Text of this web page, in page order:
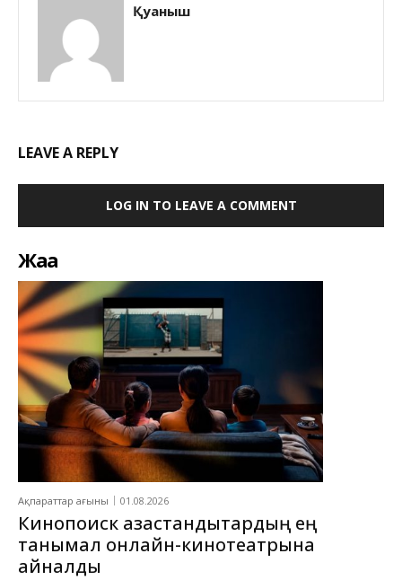
Қуаныш
LEAVE A REPLY
LOG IN TO LEAVE A COMMENT
Жаңа
Ақпараттар ағыны 01.08.2026
Кинопоиск қазақстандықтардың ең
танымал онлайн-кинотеатрына
айналды